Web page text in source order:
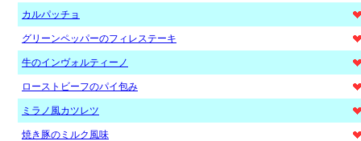
カルパッチョ
グリーンペッパーのフィレステーキ
牛のインヴォルティーノ
ローストビーフのパイ包み
ミラノ風カツレツ
焼き豚のミルク風味